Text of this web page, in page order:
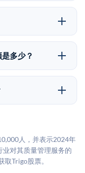
在融资轮次之间
其财务顾问并审
级市场平台从现有
人）处购买股
易，代表双方处
二级市场将股份出
或被收购。两
测的，投资者应
多少？
低投资金额为
股份供应情况而有
映流动性不足和信
能与实际交易价
人，并表示2024年
对其质量管理服务的
Trigo股票。